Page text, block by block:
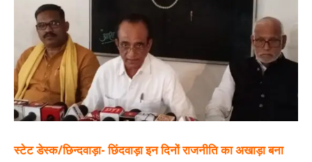
स्टेट डेस्क/छिन्दवाड़ा- छिंदवाड़ा इन दिनों राजनीति का अखाड़ा बना